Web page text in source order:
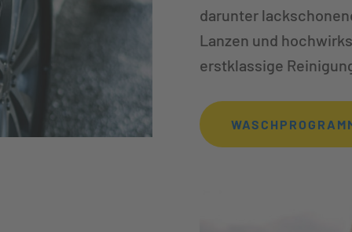
darunter
Lanzen und
erstklassige